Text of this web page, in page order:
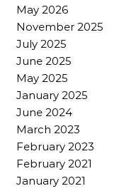
May 2026
November 2025
July 2025
June 2025
May 2025
January 2025
June 2024
March 2023
February 2023
February 2021
January 2021